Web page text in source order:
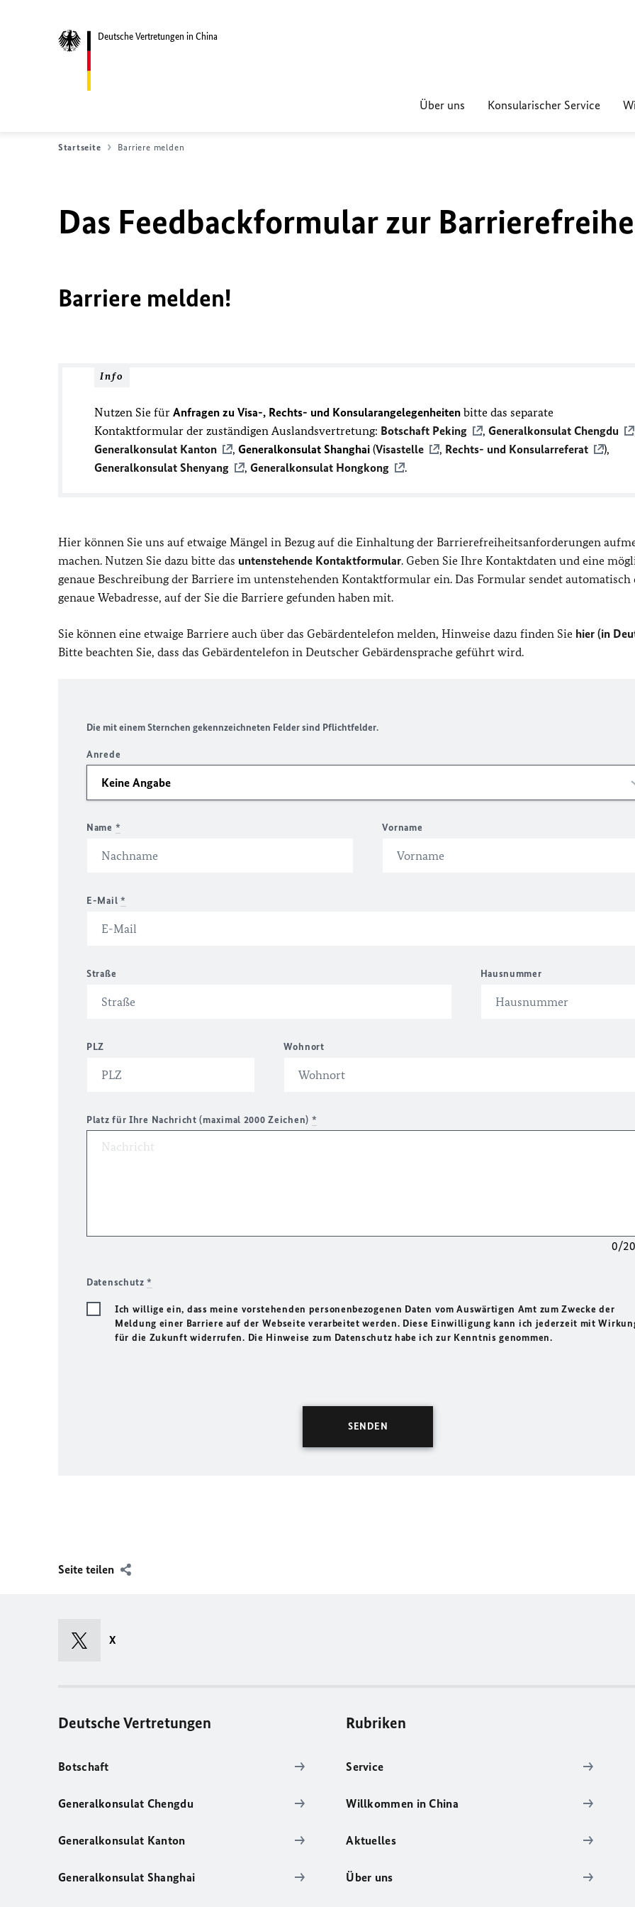
Deutsche Vertretungen in China
Über uns Konsularischer Service
Startseite Barriere melden
Das Feedbackformular zur
Barriere melden!
Info
Nutzen Sie für Anfragen zu Visa-, Rechts- und Konsularangelegenheiten bitte das separate
Kontaktformular der zuständigen Auslandsvertretung: Botschaft Peking , Generalkonsulat Chengdu
Generalkonsulat Kanton
, Generalkonsulat Shanghai (Visastelle , Rechts- und Konsularreferat
),
Generalkonsulat Shenyang
, Generalkonsulat Hongkong .
Hier können Sie uns auf etwaige Mängel in Bezug auf die Einhaltung der Barrierefreiheitsanforderungen
machen. Nutzen Sie dazu bitte das untenstehende Kontaktformular. Geben Sie Ihre Kontaktdaten und eine
genaue Beschreibung der Barriere im untenstehenden Kontaktformular ein. Das Formular sendet automatisch
genaue Webadresse, auf der Sie die Barriere gefunden haben mit.
Sie können eine etwaige Barriere auch über das Gebärdentelefon melden, Hinweise dazu finden Sie hier (in
Bitte beachten Sie, dass das Gebärdentelefon in Deutscher Gebärdensprache geführt wird.
Die mit einem Sternchen gekennzeichneten Felder sind Pflichtfelder.
Anrede
Name * Vorname
E-Mail *
Straße Hausnummer
PLZ Wohnort
Platz für Ihre Nachricht (maximal 2000 Zeichen) *
0/
Datenschutz*
Ich willige ein, dass meine vorstehenden personenbezogenen Daten vom Auswärtigen Amt zum Zwecke der
Meldung einer Barriere auf der Webseite verarbeitet werden. Diese Einwilligung kann ich jederzeit mit
für die Zukunft widerrufen. Die Hinweise zum Datenschutz habe ich zur Kenntnis genommen.
Seite teilen
X
Deutsche Vertretungen
Botschaft
Generalkonsulat Chengdu
Generalkonsulat Kanton
Generalkonsulat Shanghai
Rubriken
Service
Willkommen in China
Aktuelles
Über uns